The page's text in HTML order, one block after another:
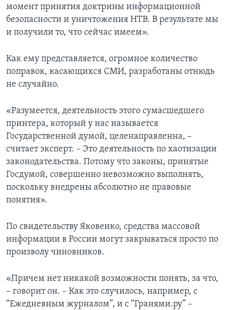
момент принятия доктрины информационной
безопасности и уничтожения НТВ. В результате мы
и получили то, что сейчас имеем».
Как ему представляется, огромное количество
поправок, касающихся СМИ, разработаны отнюдь
не случайно.
«Разумеется, деятельность этого сумасшедшего
принтера, который у нас называется
Государственной думой, целенаправленна, –
считает эксперт. – Это деятельность по хаотизации
законодательства. Потому что законы, принятые
Госдумой, совершенно невозможно выполнять,
поскольку внедрены абсолютно не правовые
понятия».
По свидетельству Яковенко, средства массовой
информации в России могут закрываться просто по
произволу чиновников.
«Причем нет никакой возможности понять, за что,
– говорит он. – Как это случилось, например, с
“Ежедневным журналом”, и с “Гранями.ру” –